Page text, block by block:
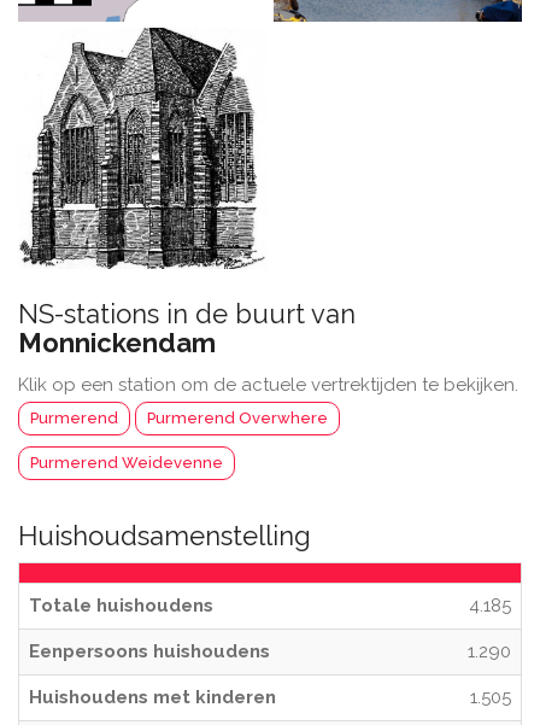
NS-stations in de buurt van
Monnickendam
Klik op een station om de actuele vertrektijden te bekijken.
Purmerend Purmerend Overwhere
Purmerend Weidevenne
Huishoudsamenstelling
Totale huishoudens 4.185
Eenpersoons huishoudens 1.290
Huishoudens met kinderen 1.505